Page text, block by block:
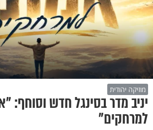
מוזיקה יהודית
יניב מדר בסינגל חדש וסוחף:
למרחקים"